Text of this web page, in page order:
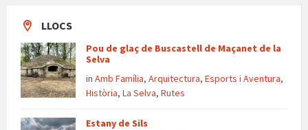
LLOCS
Pou de glaç de Buscastell de Maçanet de la
Selva
in Amb Família, Arquitectura, Esports i Aventura,
Història, La Selva, Rutes
Estany de Sils